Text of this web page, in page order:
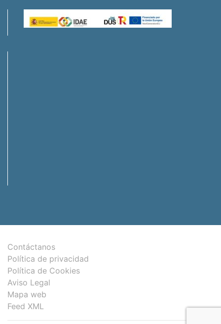
Contáctanos
Política de privacidad
Política de Cookies
Aviso Legal
Mapa web
Feed XML